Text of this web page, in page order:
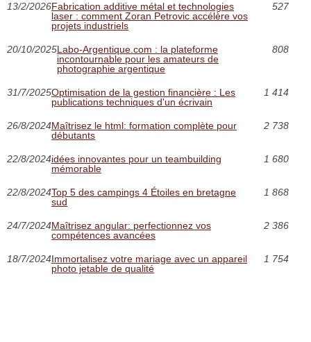
13/2/2026Fabrication additive métal et technologies
laser : comment Zoran Petrovic accélère vos
projets industriels
527
20/10/2025Labo-Argentique.com : la plateforme
incontournable pour les amateurs de
photographie argentique
808
31/7/2025Optimisation de la gestion financière : Les
publications techniques d'un écrivain
1 414
26/8/2024Maîtrisez le html: formation complète pour
débutants
2 738
22/8/2024idées innovantes pour un teambuilding
mémorable
1 680
22/8/2024Top 5 des campings 4 Étoiles en bretagne
sud
1 868
24/7/2024Maîtrisez angular: perfectionnez vos
compétences avancées
2 386
18/7/2024Immortalisez votre mariage avec un appareil
photo jetable de qualité
1 754